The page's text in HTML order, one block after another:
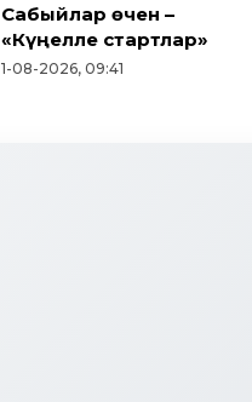
Сабыйлар өчен –
«Күңелле стартлар»
1-08-2026, 09:41